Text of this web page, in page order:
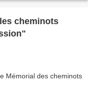
cheminots